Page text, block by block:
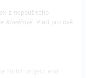
z nepoužitého
Kovářové. Platí pro dvě